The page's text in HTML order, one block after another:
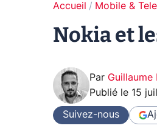
Accueil Mobile &
Nokia et
Par Guillaume
Publié le 15
Suivez-nous